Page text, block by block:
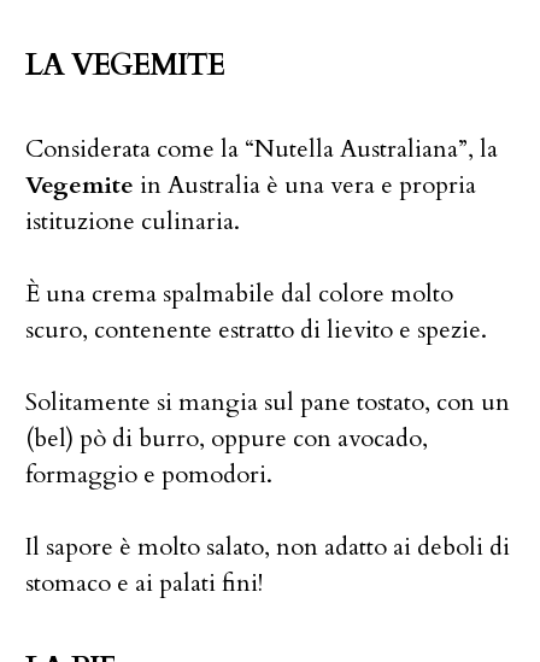
LA VEGEMITE
Considerata come la “Nutella Australiana”, la
Vegemite in Australia è una vera e propria
istituzione culinaria.
È una crema spalmabile dal colore molto
scuro, contenente estratto di lievito e spezie.
Solitamente si mangia sul pane tostato, con un
(bel) pò di burro, oppure con avocado,
formaggio e pomodori.
Il sapore è molto salato, non adatto ai deboli di
stomaco e ai palati fini!